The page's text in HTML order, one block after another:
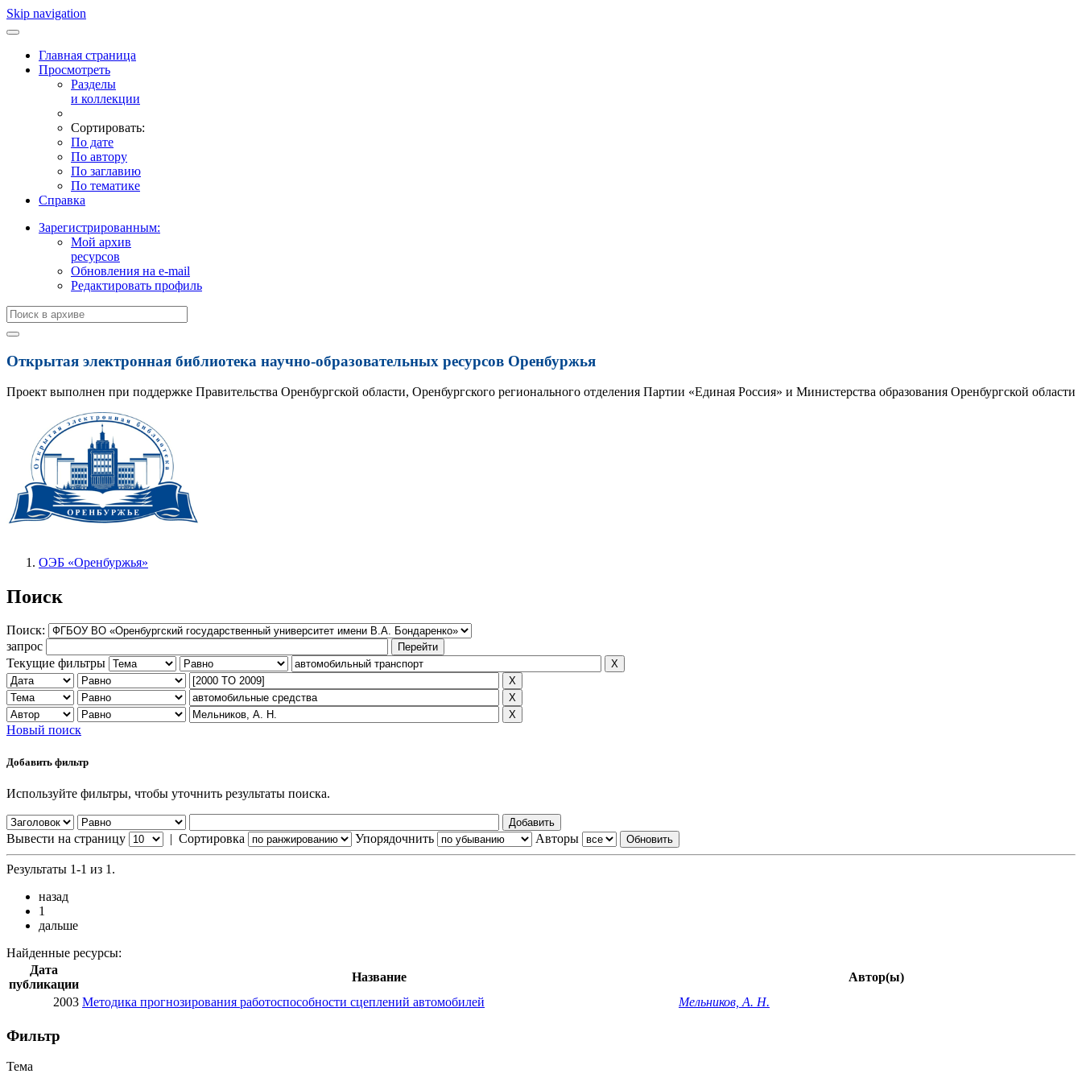
Skip navigation
Главная страница
Просмотреть
Разделы
и коллекции
Сортировать:
По дате
По автору
По заглавию
По тематике
Справка
Зарегистрированным:
Мой архив
ресурсов
Обновления на e-mail
Редактировать профиль
Открытая электронная библиотека научно-образовательных ресурсов Оренбуржья
Проект выполнен при поддержке Правительства Оренбургской области, Оренбургского регионального отделения Партии «Единая Россия» и Министерства образования Оренбургской области
ОЭБ «Оренбуржья»
Поиск
Поиск:
запрос
Текущие фильтры
Новый поиск
Добавить фильтр
Используйте фильтры, чтобы уточнить результаты поиска.
Вывести на страницу | Сортировка Упорядочнить Авторы
Результаты 1-1 из 1.
назад
1
дальше
Найденные ресурсы:
Дата
публикации
Название
Автор(ы)
2003 Методика прогнозирования работоспособности сцеплений автомобилей Мельников, А. Н.
Фильтр
Тема